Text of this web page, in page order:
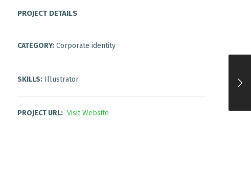
PROJECT DETAILS
CATEGORY: Corporate identity
SKILLS: Illustrator
PROJECT URL: Visit Website